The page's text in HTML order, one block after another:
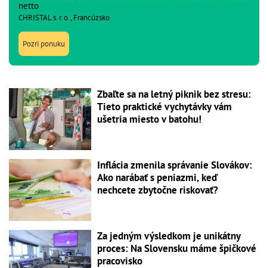
netto
CHRISTAL s. r. o., Francúzsko
Pozri ponuku
Zbaľte sa na letný piknik bez stresu:
Tieto praktické vychytávky vám
ušetria miesto v batohu!
Inflácia zmenila správanie Slovákov:
Ako narábať s peniazmi, keď
nechcete zbytočne riskovať?
Za jedným výsledkom je unikátny
proces: Na Slovensku máme špičkové
pracovisko